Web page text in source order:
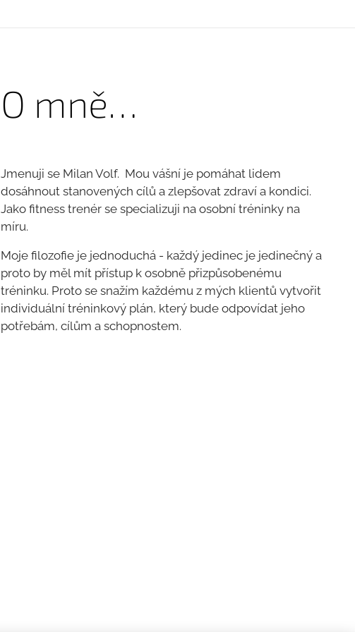
O mně…
Jmenuji se Milan Volf. Mou vášní je pomáhat lidem
dosáhnout stanovených cílů a zlepšovat zdraví a kondici.
Jako fitness trenér se specializuji na osobní tréninky na
míru.
Moje filozofie je jednoduchá - každý jedinec je jedinečný a
proto by měl mít přístup k osobně přizpůsobenému
tréninku. Proto se snažím každému z mých klientů vytvořit
individuální tréninkový plán, který bude odpovídat jeho
potřebám, cílům a schopnostem.